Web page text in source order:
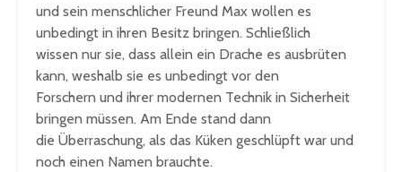
und sein menschlicher Freund Max wollen es
unbedingt in ihren Besitz bringen. Schließlich
wissen nur sie, dass allein ein Drache es ausbrüten
kann, weshalb sie es unbedingt vor den
Forschern und ihrer modernen Technik in Sicherheit
bringen müssen. Am Ende stand dann
die Überraschung, als das Küken geschlüpft war und
noch einen Namen brauchte.